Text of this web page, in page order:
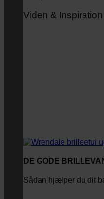
Viden & Inspiration
DE GODE
Sådan hjælper du dit